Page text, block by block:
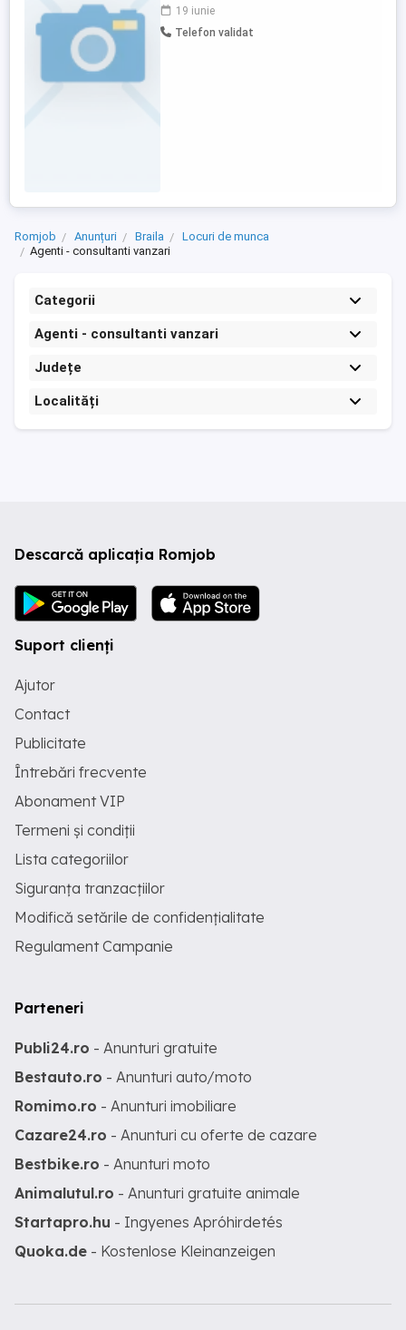
19 iunie
Telefon validat
Romjob Anunțuri Braila
Locuri de munca
Agenti - consultanti vanzari
Categorii
Agenti - consultanti vanzari
Județe
Localități
Descarcă aplicația Romjob
Suport clienți
Ajutor
Contact
Publicitate
Întrebări frecvente
Abonament VIP
Termeni și condiții
Lista categoriilor
Siguranța tranzacțiilor
Modifică setările de confidențialitate
Regulament Campanie
Parteneri
Publi24.ro - Anunturi gratuite
Bestauto.ro - Anunturi auto/moto
Romimo.ro - Anunturi imobiliare
Cazare24.ro - Anunturi cu oferte de cazare
Bestbike.ro - Anunturi moto
Animalutul.ro - Anunturi gratuite animale
Startapro.hu - Ingyenes Apróhirdetés
Quoka.de - Kostenlose Kleinanzeigen